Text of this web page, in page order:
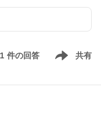
1 件の回答 共有
Show menu